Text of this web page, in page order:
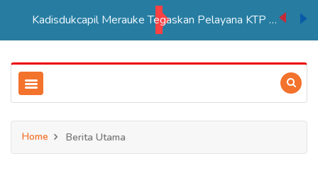
Kadisdukcapil Merauke Tegaskan Pelayana KTP Sesuai SOP
Home Berita Utama